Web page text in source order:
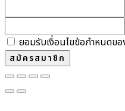
ยอมรับเงื่อนไขข้อกำหนด